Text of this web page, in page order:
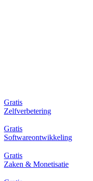
Gratis
Zelfverbetering
Gratis
Softwareontwikkeling
Gratis
Zaken & Monetisatie